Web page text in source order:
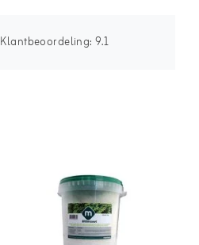
Klantbeoordeling:9.1